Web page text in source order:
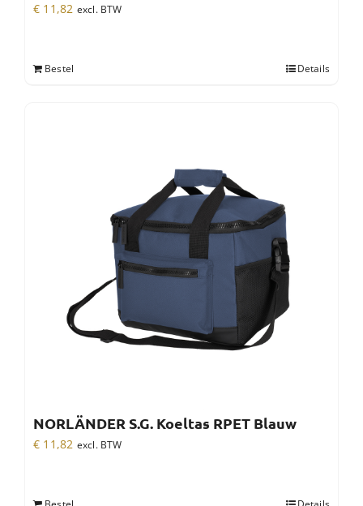
€ 11,82 excl. BTW
Bestel Details
NORLÄNDER S.G. Koeltas RPET Blauw
€ 11,82 excl. BTW